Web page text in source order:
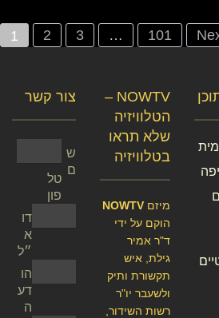
… 101
צור קשר
ש
טל
פון
דו
א
״ל
הו
דע
NOWTV –
הטלוויזיה
שלא תראו
בטלוויזיה
מיזםNOWTV
הוקם על ידי
ד"ר אמיר
גילת, איש
תקשורת ותיק
ולשעבר יו"ר
רשות השידור,